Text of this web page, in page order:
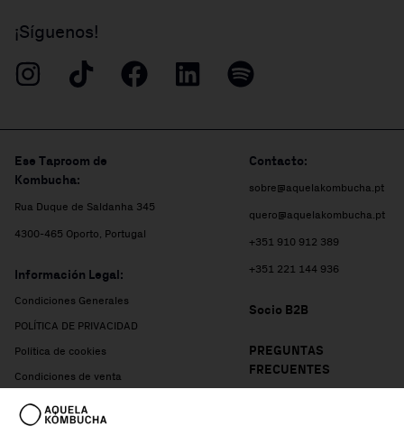
¡Síguenos!
Ese Taproom de
Kombucha:
Rua Duque de Saldanha 345
4300-465 Oporto, Portugal
Información Legal:
Condiciones Generales
POLÍTICA DE PRIVACIDAD
Política de cookies
Condiciones de venta
LIBRO DE RECLAMACIONES
Contacto:
sobre@aquelakombucha.pt
quero@aquelakombucha.pt
+351 910 912 389
+351 221 144 936
Socio B2B
PREGUNTAS
FRECUENTES